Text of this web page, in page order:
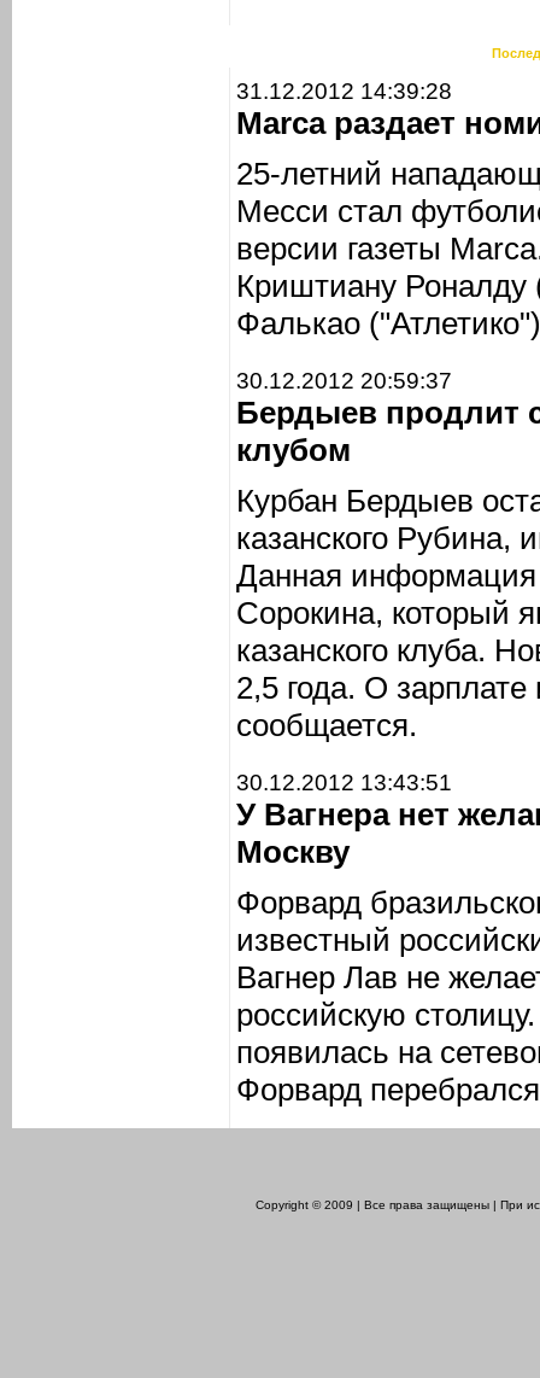
31.12.2012 14:39:28
Marca раздает
25-летний
Месси стал
версии газеты
Криштиану
Фалькао
30.12.2012 20:59:37
Бердыев продлит
клубом
Курбан Бердыев
казанского
Данная информация
Сорокина, который
казанского клуба.
2,5 года. О
сообщается.
30.12.2012 13:43:51
У Вагнера нет
Москву
Форвард
известный
Вагнер Лав не
российскую
появилась на
Форвард
Copyright © 2009 | Все права защищены | При